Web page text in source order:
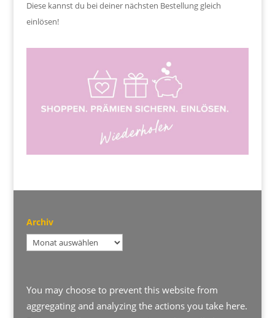
Diese kannst du bei deiner nächsten Bestellung gleich
einlösen!
Archiv
Archiv
You may choose to prevent this website from
aggregating and analyzing the actions you take here.